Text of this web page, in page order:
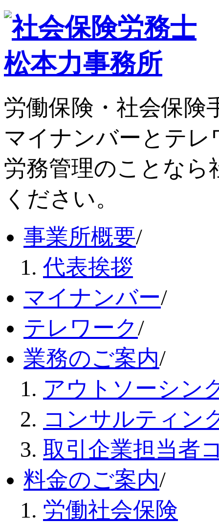
労働保険・社会保険
マイナンバーとテ
労務管理のことなら
ください。
事業所概要/
代表挨拶
マイナンバー/
テレワーク/
業務のご案内/
アウトソーシン
コンサルティン
取引企業担当者
料金のご案内/
労働社会保険